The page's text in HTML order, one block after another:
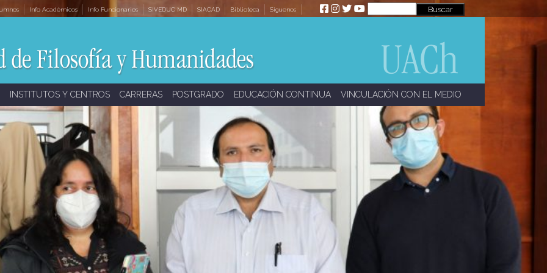
Info Académicos Info Funcionarios SIVEDUC MD SIACAD Biblioteca Síguenos
INSTITUTOS Y CENTROS CARRERAS POSTGRADO EDUCACIÓN CONTINUA VINCULACIÓN CON EL MEDIO